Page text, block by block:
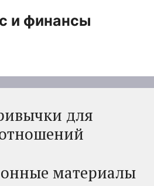
и финансы
для
материалы